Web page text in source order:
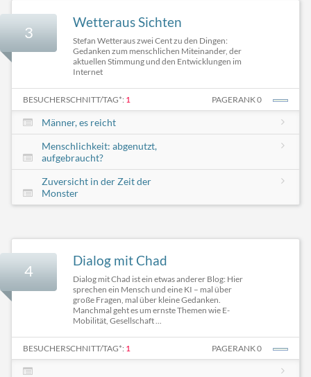
3
Wetteraus Sichten
Stefan Wetteraus zwei Cent zu den Dingen:
Gedanken zum menschlichen Miteinander, der
aktuellen Stimmung und den Entwicklungen im
Internet
BESUCHERSCHNITT/TAG*: 1 PAGERANK 0
Männer, es reicht
Menschlichkeit: abgenutzt,
aufgebraucht?
Zuversicht in der Zeit der
Monster
4
Dialog mit Chad
Dialog mit Chad ist ein etwas anderer Blog: Hier
sprechen ein Mensch und eine KI – mal über
große Fragen, mal über kleine Gedanken.
Manchmal geht es um ernste Themen wie E-
Mobilität, Gesellschaft ...
BESUCHERSCHNITT/TAG*: 1 PAGERANK 0